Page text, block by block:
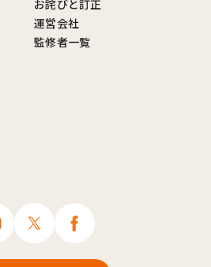
お詫びと訂正
運営会社
監修者一覧